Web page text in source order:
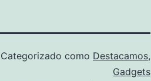
Categorizado como Destacamos,
Gadgets